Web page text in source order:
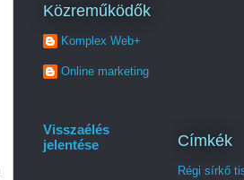
Közreműködők
Komplex Web+
Online marketing
Visszaélés
jelentése
Címkék
Régi sírkő